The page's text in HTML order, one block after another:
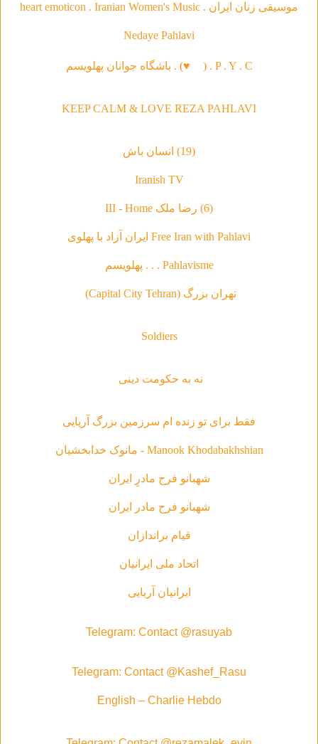
موسیقی‌ زنان ایران . heart emoticon . Iranian Women's Music
Nedaye Pahlavi
P . Y . C . (
♥) . باشگاه جوانان پهلویسم
KEEP CALM & LOVE REZA PAHLAVI
(19) انسان باش
Iranish TV
(6) رضا ملک III - Home
Free Iran with Pahlavi ایران آزاد با پهلوی
Pahlavisme . . . پهلویسم
تهران بزرگ (Capital City Tehran)
Soldiers
نه به حکومت دینی
فقط براى تو زنده ام سرزمين بزرگ آريايى
Manook Khodabakhshian - مانوک خدابخشیان
شهبانو فرح مادرِ ایران
شهبانو فرح مادر ايران
قیام براندازان
اتحاد ملی ایرانیان
ایرانیان آریایی
Telegram: Contact @rasuyab
Telegram: Contact @Kashef_Rasu
English – Charlie Hebdo